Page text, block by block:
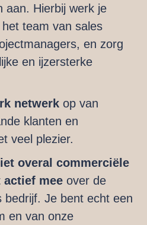
aan. Hierbij werk je
team van sales
en zorg
en ijzersterke
netwerk op van
klanten en
veel plezier.
overal commerciële
actief mee over de
bedrijf. Je bent echt een
en van onze